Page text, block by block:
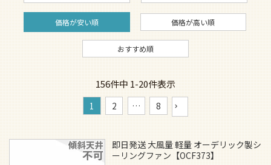
価格が安い順 価格が高い順
おすすめ順
156件中 1-20件表示
1 2 … 8
即日発送 大風量 軽量 オーデリック製シ
ーリングファン【OCF373】